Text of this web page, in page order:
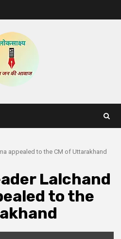
appealed to the CM of Uttarakhand
Lalchand
to the